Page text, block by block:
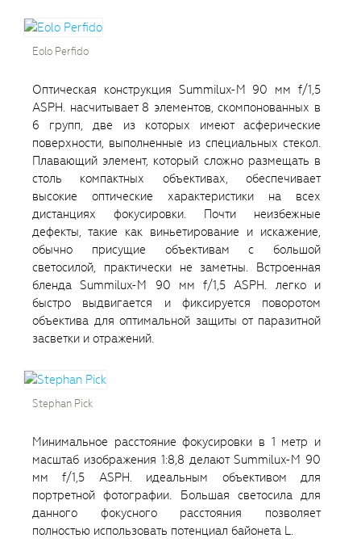
Eolo Perfido
Оптическая конструкция Summilux-M 90 мм f/1,5
ASPH. насчитывает 8 элементов, скомпонованных в
6 групп, две из которых имеют асферические
поверхности, выполненные из специальных стекол.
Плавающий элемент, который сложно размещать в
столь компактных объективах, обеспечивает
высокие оптические характеристики на всех
дистанциях фокусировки. Почти неизбежные
дефекты, такие как виньетирование и искажение,
обычно присущие объективам с большой
светосилой, практически не заметны. Встроенная
бленда Summilux-M 90 мм f/1,5 ASPH. легко и
быстро выдвигается и фиксируется поворотом
объектива для оптимальной защиты от паразитной
засветки и отражений.
Stephan Pick
Минимальное расстояние фокусировки в 1 метр и
масштаб изображения 1:8,8 делают Summilux-M 90
мм f/1,5 ASPH. идеальным объективом для
портретной фотографии. Большая светосила для
данного фокусного расстояния позволяет
полностью использовать потенциал байонета L.